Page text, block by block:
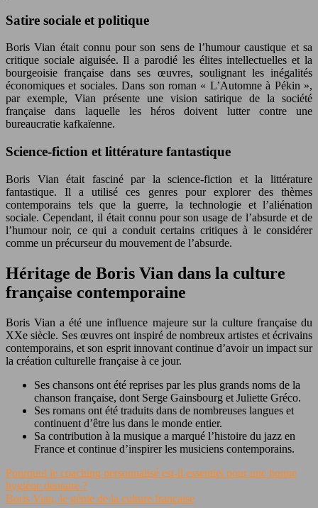
Satire sociale et politique
Boris Vian était connu pour son sens de l’humour caustique et sa
critique sociale aiguisée. Il a parodié les élites intellectuelles et la
bourgeoisie française dans ses œuvres, soulignant les inégalités
économiques et sociales. Dans son roman « L’Automne à Pékin »,
par exemple, Vian présente une vision satirique de la société
française dans laquelle les héros doivent lutter contre une
bureaucratie kafkaïenne.
Science-fiction et littérature fantastique
Boris Vian était fasciné par la science-fiction et la littérature
fantastique. Il a utilisé ces genres pour explorer des thèmes
contemporains tels que la guerre, la technologie et l’aliénation
sociale. Cependant, il était connu pour son usage de l’absurde et de
l’humour noir, ce qui a conduit certains critiques à le considérer
comme un précurseur du mouvement de l’absurde.
Héritage de Boris Vian dans la culture
française contemporaine
Boris Vian a été une influence majeure sur la culture française du
XXe siècle. Ses œuvres ont inspiré de nombreux artistes et écrivains
contemporains, et son esprit innovant continue d’avoir un impact sur
la création culturelle française à ce jour.
Ses chansons ont été reprises par les plus grands noms de la
chanson française, dont Serge Gainsbourg et Juliette Gréco.
Ses romans ont été traduits dans de nombreuses langues et
continuent d’être lus dans le monde entier.
Sa contribution à la musique a marqué l’histoire du jazz en
France et continue d’inspirer les musiciens contemporains.
Pourquoi le coaching personnalisé est-il essentiel pour une bonne
hygiène dentaire ?
Boris Vian, le génie de la culture française